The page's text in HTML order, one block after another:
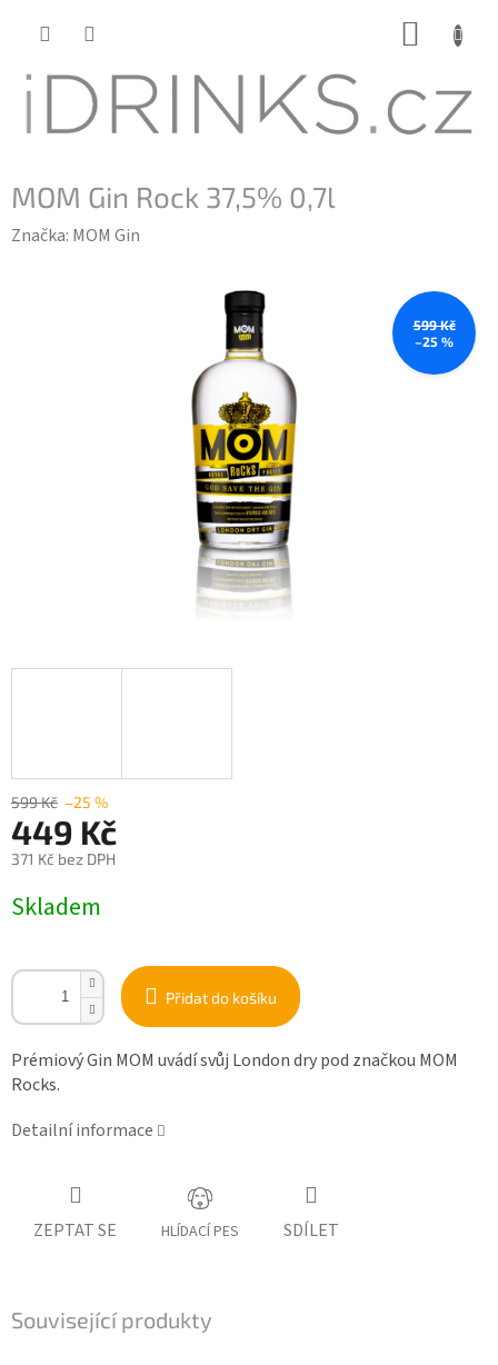
MOM Gin Rock 37,5% 0,7l
Značka: MOM Gin
599 Kč
–25 %
599 Kč –25 %
449 Kč
371 Kč bez DPH
cena:
Skladem
Přidat do košíku
Prémiový Gin MOM uvádí svůj London dry pod značkou MOM
Rocks.
Detailní informace
ZEPTAT SE HLÍDACÍ PES SDÍLET
Související produkty